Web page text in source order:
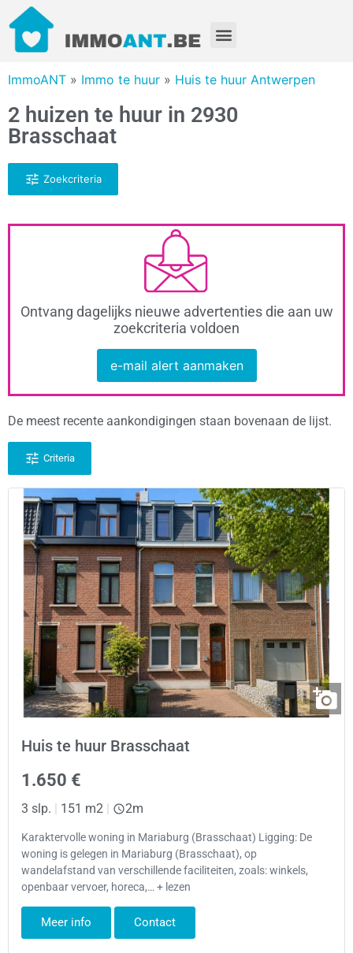
ImmoANT » Immo te huur » Huis te huur Antwerpen
2 huizen te huur in 2930
Brasschaat
Zoekcriteria
Ontvang dagelijks nieuwe advertenties die aan uw
zoekcriteria voldoen
e-mail alert aanmaken
De meest recente aankondigingen staan bovenaan de lijst.
Criteria
Huis te huur Brasschaat
1.650 €
3 slp. | 151 m2 | 2m
Karaktervolle woning in Mariaburg (Brasschaat) Ligging: De
woning is gelegen in Mariaburg (Brasschaat), op
wandelafstand van verschillende faciliteiten, zoals: winkels,
openbaar vervoer, horeca,… + lezen
Meer info Contact